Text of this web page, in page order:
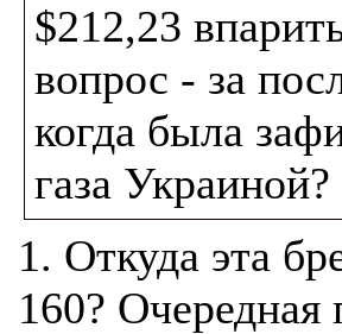
$212,23
вопрос - за
когда была
газа Украиной?
1. Откуда эта
160?